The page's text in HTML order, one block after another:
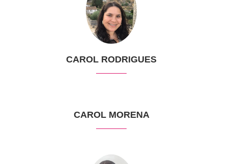
CAROL RODRIGUES
CAROL MORENA